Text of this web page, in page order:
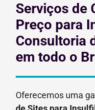
Serviços de
Preço para
Consultoria
em todo o
Oferecemos uma